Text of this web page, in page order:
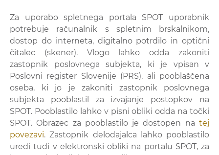
Za uporabo spletnega portala SPOT uporabnik
potrebuje računalnik s spletnim brskalnikom,
dostop do interneta, digitalno potrdilo in optični
čitalec (skener). Vlogo lahko odda zakoniti
zastopnik poslovnega subjekta, ki je vpisan v
Poslovni register Slovenije (PRS), ali pooblaščena
oseba, ki jo je zakoniti zastopnik poslovnega
subjekta pooblastil za izvajanje postopkov na
SPOT. Pooblastilo lahko v pisni obliki odda na točki
SPOT. Obrazec za pooblastilo je dostopen na tej
povezavi. Zastopnik delodajalca lahko pooblastilo
uredi tudi v elektronski obliki na portalu SPOT, za